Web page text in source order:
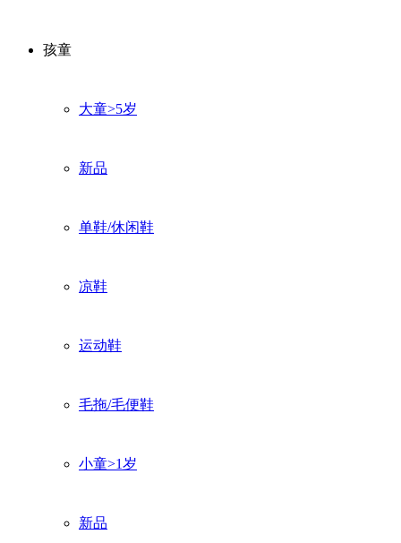
孩童
大童>5岁
新品
单鞋/休闲鞋
凉鞋
运动鞋
毛拖/毛便鞋
小童>1岁
新品